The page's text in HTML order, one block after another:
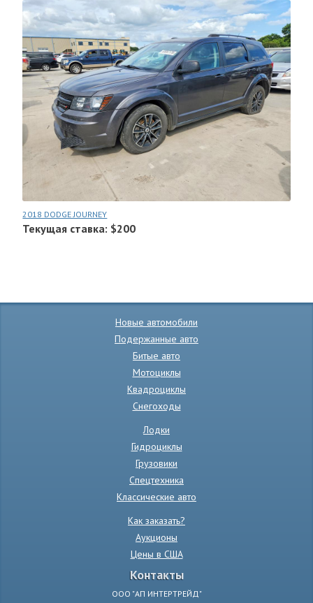
2018 DODGE JOURNEY
Текущая ставка: $200
Новые автомобили
Подержанные авто
Битые авто
Мотоциклы
Квадроциклы
Снегоходы
Лодки
Гидроциклы
Грузовики
Спецтехника
Классические авто
Как заказать?
Аукционы
Цены в США
Контакты
ООО "АП ИНТЕРТРЕЙД"